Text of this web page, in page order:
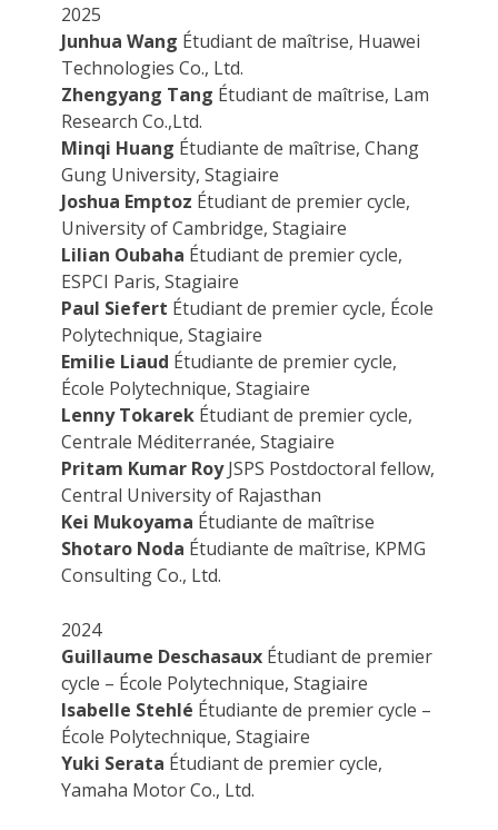
2025
Junhua Wang Étudiant de maîtrise, Huawei
Technologies Co., Ltd.
Zhengyang Tang Étudiant de maîtrise, Lam
Research Co.,Ltd.
Minqi Huang Étudiante de maîtrise, Chang
Gung University, Stagiaire
Joshua Emptoz Étudiant de premier cycle,
University of Cambridge, Stagiaire
Lilian Oubaha Étudiant de premier cycle,
ESPCI Paris, Stagiaire
Paul Siefert Étudiant de premier cycle, École
Polytechnique, Stagiaire
Emilie Liaud Étudiante de premier cycle,
École Polytechnique, Stagiaire
Lenny Tokarek Étudiant de premier cycle,
Centrale Méditerranée, Stagiaire
Pritam Kumar RoyJSPS Postdoctoral fellow,
Central University of Rajasthan
Kei Mukoyama Étudiante de maîtrise
Shotaro Noda Étudiante de maîtrise, KPMG
Consulting Co., Ltd.
2024
Guillaume Deschasaux Étudiant de premier
cycle – École Polytechnique, Stagiaire
Isabelle Stehlé Étudiante de premier cycle –
École Polytechnique, Stagiaire
Yuki Serata Étudiant de premier cycle,
Yamaha Motor Co., Ltd.